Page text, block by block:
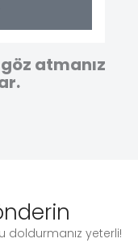
göz atmanız
doldurmanız yeterli!